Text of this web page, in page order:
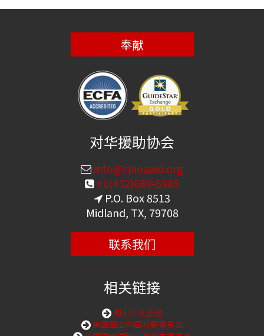
奉献
对华援助协会
info@chinaaid.org
+1(432)689-6985
P.O. Box 8513
Midland, TX, 79708
联系我们
相关链接
购买中文圣经
美国国会中国问题委员会